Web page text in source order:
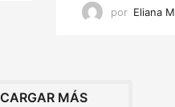
por Eliana
CARGAR MÁS